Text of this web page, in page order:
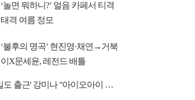
‘놀면 뭐하니?’ 얼음 카페서 티격
태격 여름 정모
‘불후의 명곡’ 현진영·채연→거북
이X문세윤, 레전드 배틀
[비즈 스타] '내일도 출근' 강미나 "아이오아이 불화설? 사실 아냐"(인터뷰)